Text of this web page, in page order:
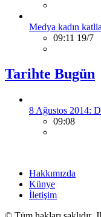
Medya kadın
09:11 19/7
Tarihte Bugün
8 Ağustos 2014:
09:08
Hakkımızda
Künye
İletişim